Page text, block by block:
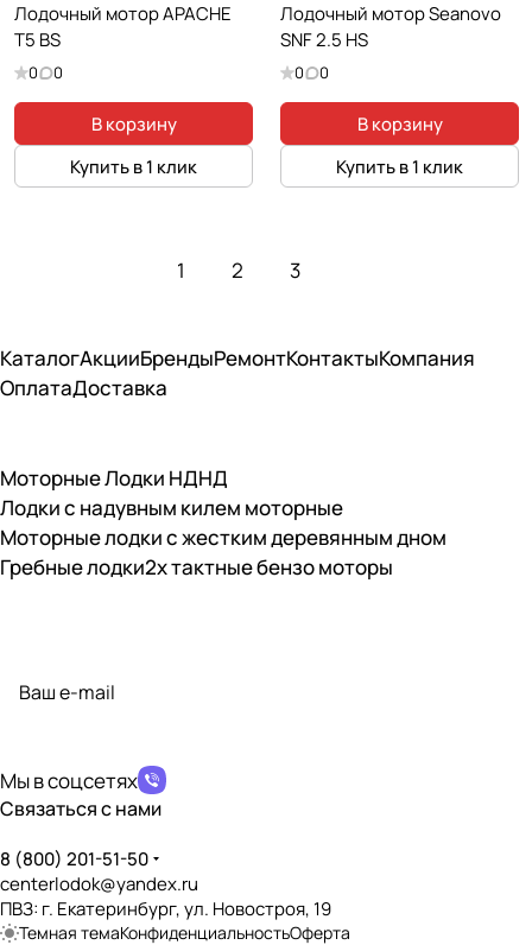
Лодочный мотор APACHE
T5 BS
0 0
В корзину
Купить в 1 клик
Лодочный мотор Seanovo
SNF 2.5 HS
0 0
В корзину
Купить в 1 клик
1 2 3
КаталогАкцииБрендыРемонтКонтактыКомпания
ОплатаДоставка
Моторные Лодки НДНД
Лодки с надувным килем моторные
Моторные лодки с жестким деревянным дном
Гребные лодки2х тактные бензо моторы
Мы в соцсетях
Связаться с нами
8 (800) 201-51-50
centerlodok@yandex.ru
ПВЗ: г. Екатеринбург, ул. Новостроя, 19
Темная темаКонфиденциальностьОферта